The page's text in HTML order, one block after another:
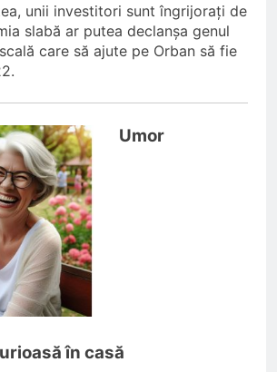
unii investitori sunt îngrijorați de
slabă ar putea declanșa genul
care să ajute pe Orban să fie
Umor
în casă